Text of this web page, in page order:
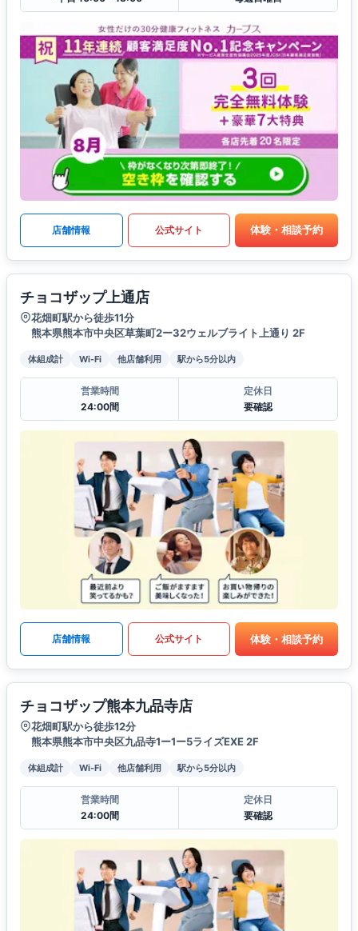
店舗情報 公式サイト 体験・相談予約
チョコザップ上通店
花畑町駅から徒歩11分
熊本県熊本市中央区草葉町2ー32ウェルブライト上通り 2F
体組成計 Wi-Fi 他店舗利用 駅から5分以内
営業時間
24:00間
定休日
要確認
店舗情報 公式サイト 体験・相談予約
チョコザップ熊本九品寺店
花畑町駅から徒歩12分
熊本県熊本市中央区九品寺1ー1ー5ライズEXE 2F
体組成計 Wi-Fi 他店舗利用 駅から5分以内
営業時間
24:00間
定休日
要確認